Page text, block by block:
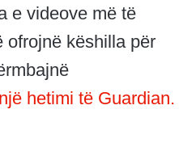
e videove më të
ofrojnë këshilla për
hetimi të Guardian.